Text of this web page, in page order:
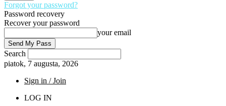
Forgot your password?
Password recovery
Recover your password
your email
Search
piatok, 7 augusta, 2026
Sign in / Join
LOG IN